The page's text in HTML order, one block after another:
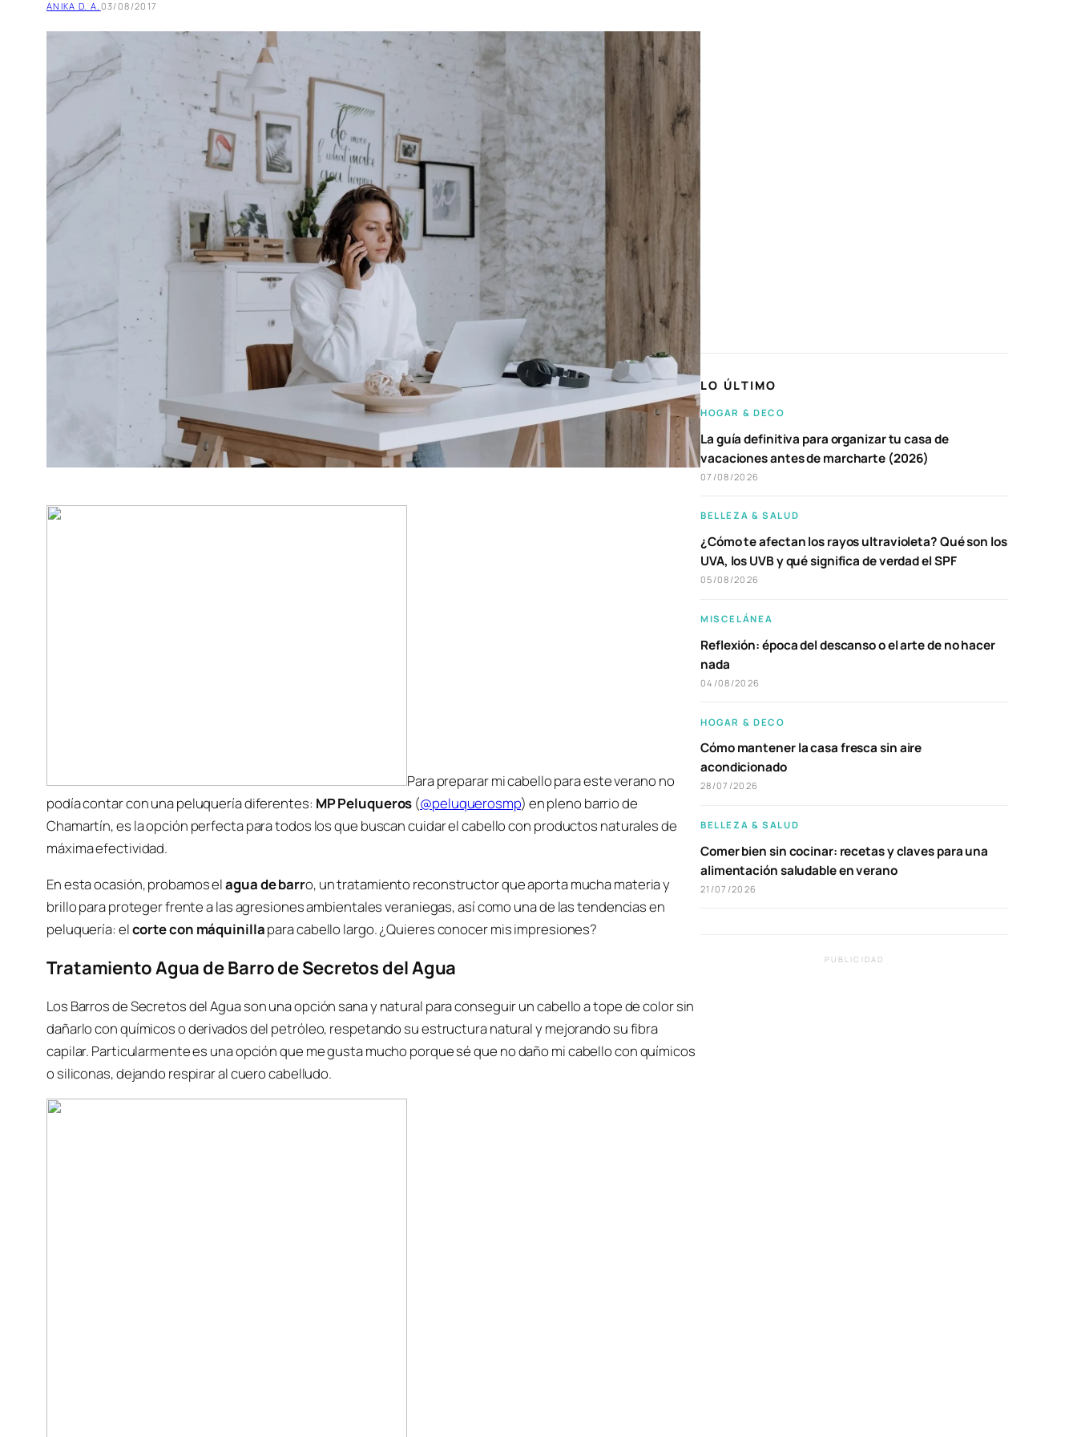
ANIKA D. A. 03/08/2017
Para preparar mi cabello para este verano no
podía contar con una peluquería diferentes: MP Peluqueros (@peluquerosmp) en pleno barrio de
Chamartín, es la opción perfecta para todos los que buscan cuidar el cabello con productos naturales de
máxima efectividad.
En esta ocasión, probamos elagua de barro, un tratamiento reconstructor que aporta mucha materia y
brillo para proteger frente a las agresiones ambientales veraniegas, así como una de las tendencias en
peluquería: elcorte con máquinillapara cabello largo. ¿Quieres conocer mis impresiones?
Tratamiento Agua de Barro de Secretos del Agua
Los Barros de Secretos del Agua son una opción sana y natural para conseguir un cabello a tope de color sin
dañarlo con químicos o derivados del petróleo, respetando su estructura natural y mejorando su fibra
capilar. Particularmente es una opción que me gusta mucho porque sé que no daño mi cabello con químicos
o siliconas, dejando respirar al cuero cabelludo.
LO ÚLTIMO
HOGAR & DECO
La guía definitiva para organizar tu casa de
vacaciones antes de marcharte (2026)
07/08/2026
BELLEZA & SALUD
¿Cómo te afectan los rayos ultravioleta? Qué son los
UVA, los UVB y qué significa de verdad el SPF
05/08/2026
MISCELÁNEA
Reflexión: época del descanso o el arte de no hacer
nada
04/08/2026
HOGAR & DECO
Cómo mantener la casa fresca sin aire
acondicionado
28/07/2026
BELLEZA & SALUD
Comer bien sin cocinar: recetas y claves para una
alimentación saludable en verano
21/07/2026
PUBLICIDAD